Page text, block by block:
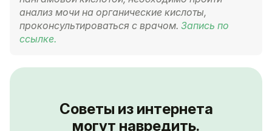
анализ мочи на органические кислоты,
проконсультироваться с врачом. Запись по
ссылке.
Советы из интернета
могут навредить.